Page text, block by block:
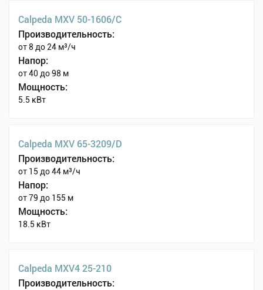
Calpeda MXV 50-1606/C
Производительность:
от 8 до 24 м³/ч
Напор:
от 40 до 98 м
Мощность:
5.5 кВт
Calpeda MXV 65-3209/D
Производительность:
от 15 до 44 м³/ч
Напор:
от 79 до 155 м
Мощность:
18.5 кВт
Calpeda MXV4 25-210
Производительность: